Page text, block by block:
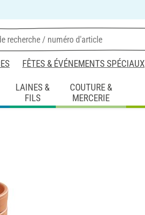
FÊTES & ÉVÉNEMENTS SPÉCIAUX
LAINES &
FILS
COUTURE &
MERCERIE